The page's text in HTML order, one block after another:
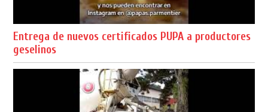
Entrega de nuevos certificados PUPA a productores
geselinos